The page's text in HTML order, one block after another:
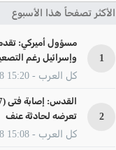
الأكثر تصفحاً هذا الأسبوع
1
مسؤول أميركي:
وإسرائيل رغم
كل العرب - 15:20 08/08
2
تعرضه لحادثة عنف
كل العرب - 15:08 08/08